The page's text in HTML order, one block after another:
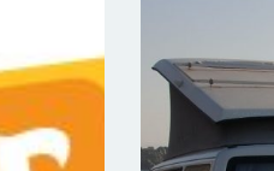
Camper Kopen
Camper Onderhoud
Meer informatie
Last minutes